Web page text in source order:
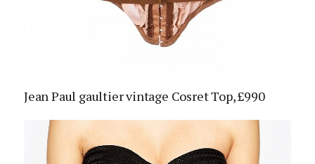
Jean Paul gaultier vintage Cosret Top, £990